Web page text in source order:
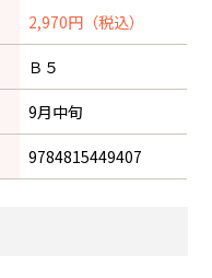
2,970円（税込）
Ｂ５
9月中旬
9784815449407